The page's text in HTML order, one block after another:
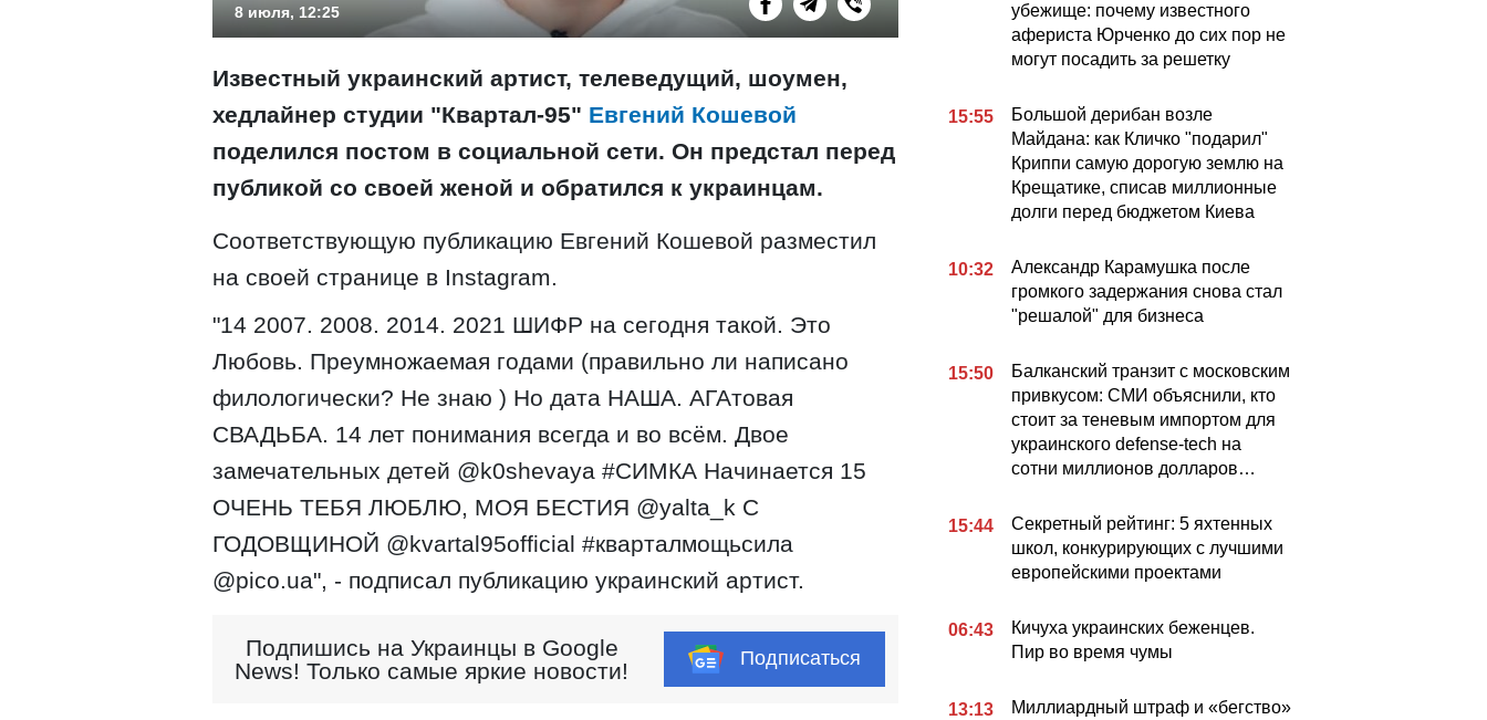
8 июля, 12:25
Известный украинский артист, телеведущий, шоумен,
хедлайнер студии "Квартал-95" Евгений Кошевой
поделился постом в социальной сети. Он предстал перед
публикой со своей женой и обратился к украинцам.
Соответствующую публикацию Евгений Кошевой разместил
на своей странице в Instagram.
"14 2007. 2008. 2014. 2021 ШИФР на сегодня такой. Это
Любовь. Преумножаемая годами (правильно ли написано
филологически? Не знаю ) Но дата НАША. АГАтовая
СВАДЬБА. 14 лет понимания всегда и во всём. Двое
замечательных детей @k0shevaya #СИМКА Начинается 15
ОЧЕНЬ ТЕБЯ ЛЮБЛЮ, МОЯ БЕСТИЯ @yalta_k С
ГОДОВЩИНОЙ @kvartal95official #кварталмощьсила
@pico.ua", - подписал публикацию украинский артист.
Подпишись на Украинцы в Google
News! Только самые яркие новости!
Подписаться
убежище: почему известного
афериста Юрченко до сих пор не
могут посадить за решетку
15:55
Большой дерибан возле
Майдана: как Кличко "подарил"
Криппи самую дорогую землю на
Крещатике, списав миллионные
долги перед бюджетом Киева
10:32
Александр Карамушка после
громкого задержания снова стал
"решалой" для бизнеса
15:50
Балканский транзит с московским
привкусом: СМИ объяснили, кто
стоит за теневым импортом для
украинского defense-tech на
сотни миллионов долларов…
15:44
Секретный рейтинг: 5 яхтенных
школ, конкурирующих с лучшими
европейскими проектами
06:43
Кичуха украинских беженцев.
Пир во время чумы
13:13
Миллиардный штраф и «бегство»